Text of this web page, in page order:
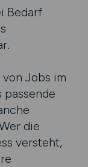
Bedarf
Jobs im
passende
die
versteht,